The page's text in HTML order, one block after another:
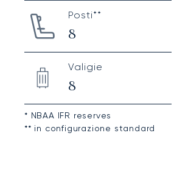
Posti**
8
Valigie
8
* NBAA IFR reserves
** in configurazione standard